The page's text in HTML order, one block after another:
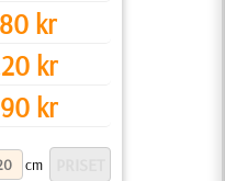
kr
kr
kr
cm